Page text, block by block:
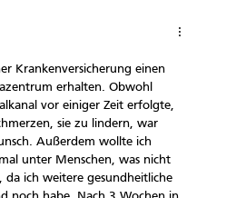
Krankenversicherung einen
erhalten. Obwohl
vor einiger Zeit erfolgte,
sie zu lindern, war
Außerdem wollte ich
unter Menschen, was nicht
da ich weitere gesundheitliche